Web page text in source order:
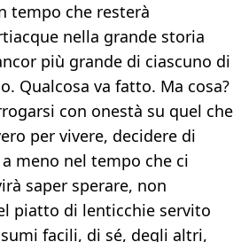
tempo che resterà
nella grande storia
più grande di ciascuno di
Qualcosa va fatto. Ma cosa?
con onestà su quel che
per vivere, decidere di
meno nel tempo che ci
saper sperare, non
piatto di lenticchie servito
facili, di sé, degli altri,